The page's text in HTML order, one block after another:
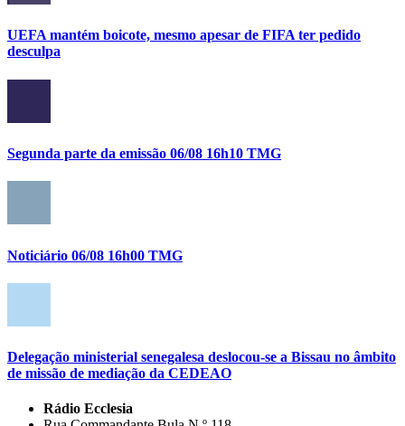
UEFA mantém boicote, mesmo apesar de FIFA ter pedido
desculpa
Segunda parte da emissão 06/08 16h10 TMG
Noticiário 06/08 16h00 TMG
Delegação ministerial senegalesa deslocou-se a Bissau no âmbito
de missão de mediação da CEDEAO
Rádio Ecclesia